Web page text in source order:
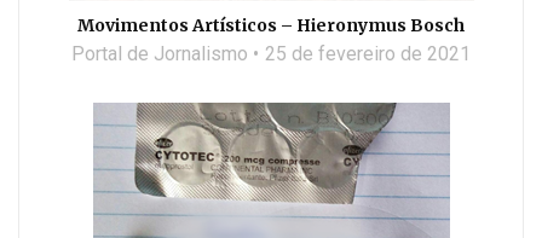
Movimentos Artísticos – Hieronymus Bosch
Portal de Jornalismo 25 de fevereiro de 2021